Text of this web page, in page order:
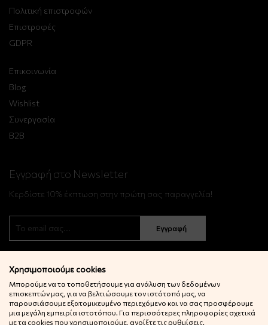
Πολιτική επιστροφών
Επιστροφές
GDPR
Επικοινωνία
Blog
Wishlist
Συνεργασία
B2B
Εγγραφή στο Newsletter
Κερδίστε 10% έκπτωση στην πρώτη σας παραγγελία!
Εγγραφή
© 2022 Little Big Things. Αll rights reserved.
Χρησιμοποιούμε cookies
Μπορούμε να τα τοποθετήσουμε για ανάλυση των δεδομένων
επισκεπτών μας, για να βελτιώσουμε τον ιστότοπό μας, να
παρουσιάσουμε εξατομικευμένο περιεχόμενο και να σας προσφέρουμε
μια μεγάλη εμπειρία ιστοτόπου. Για περισσότερες πληροφορίες σχετικά
με τα cookies που χρησιμοποιούμε, ανοίξτε τις ρυθμίσεις.